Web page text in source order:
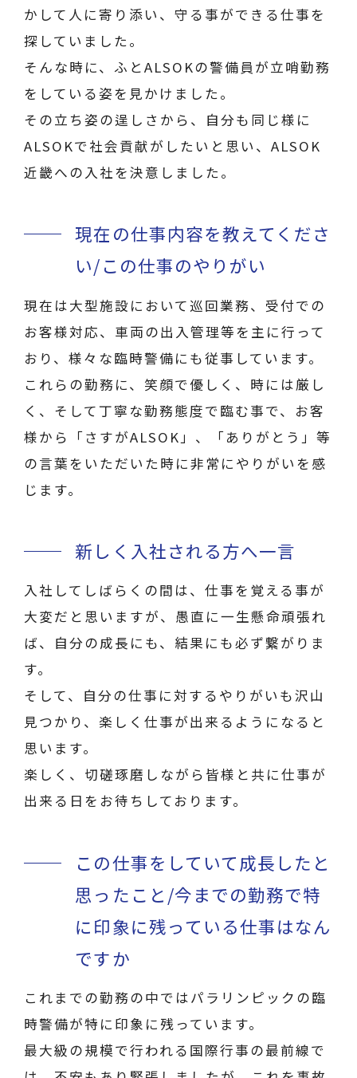
かして人に寄り添い、守る事ができる仕事を
探していました。
そんな時に、ふとALSOKの警備員が立哨勤務
をしている姿を見かけました。
その立ち姿の逞しさから、自分も同じ様に
ALSOKで社会貢献がしたいと思い、ALSOK
近畿への入社を決意しました。
現在の仕事内容を教えてくださ
い/この仕事のやりがい
現在は大型施設において巡回業務、受付での
お客様対応、車両の出入管理等を主に行って
おり、様々な臨時警備にも従事しています。
これらの勤務に、笑顔で優しく、時には厳し
く、そして丁寧な勤務態度で臨む事で、お客
様から「さすがALSOK」、「ありがとう」等
の言葉をいただいた時に非常にやりがいを感
じます。
新しく入社される方へ一言
入社してしばらくの間は、仕事を覚える事が
大変だと思いますが、愚直に一生懸命頑張れ
ば、自分の成長にも、結果にも必ず繋がりま
す。
そして、自分の仕事に対するやりがいも沢山
見つかり、楽しく仕事が出来るようになると
思います。
楽しく、切磋琢磨しながら皆様と共に仕事が
出来る日をお待ちしております。
この仕事をしていて成長したと
思ったこと/今までの勤務で特
に印象に残っている仕事はなん
ですか
これまでの勤務の中ではパラリンピックの臨
時警備が特に印象に残っています。
最大級の規模で行われる国際行事の最前線で